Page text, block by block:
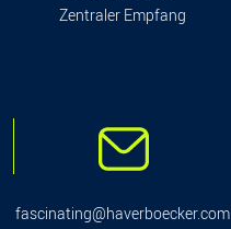
Zentraler Empfang
fascinating@haverboecker.com